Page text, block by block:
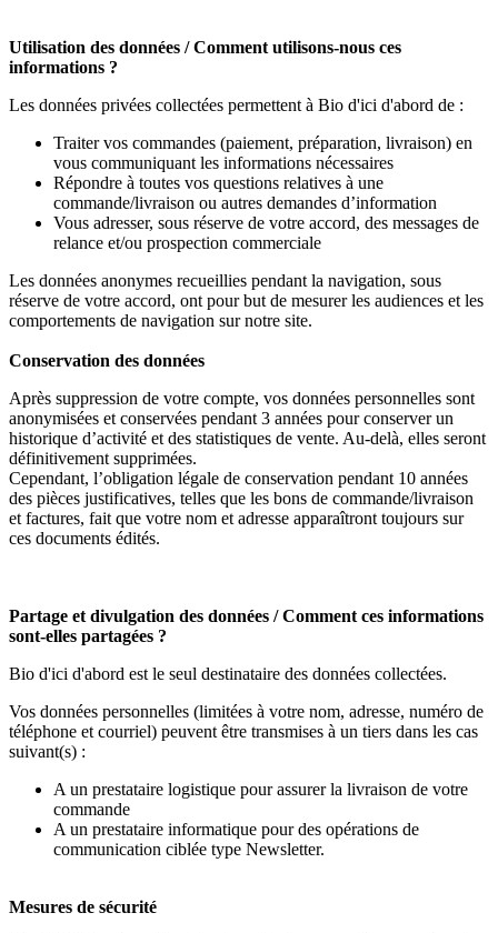
Utilisation des données / Comment utilisons-nous ces
informations ?
Les données privées collectées permettent à Bio d'ici d'abord de :
Traiter vos commandes (paiement, préparation, livraison) en
vous communiquant les informations nécessaires
Répondre à toutes vos questions relatives à une
commande/livraison ou autres demandes d’information
Vous adresser, sous réserve de votre accord, des messages de
relance et/ou prospection commerciale
Les données anonymes recueillies pendant la navigation, sous
réserve de votre accord, ont pour but de mesurer les audiences et les
comportements de navigation sur notre site.
Conservation des données
Après suppression de votre compte, vos données personnelles sont
anonymisées et conservées pendant 3 années pour conserver un
historique d’activité et des statistiques de vente. Au-delà, elles seront
définitivement supprimées.
Cependant, l’obligation légale de conservation pendant 10 années
des pièces justificatives, telles que les bons de commande/livraison
et factures, fait que votre nom et adresse apparaîtront toujours sur
ces documents édités.
Partage et divulgation des données / Comment ces informations
sont-elles partagées ?
Bio d'ici d'abord est le seul destinataire des données collectées.
Vos données personnelles (limitées à votre nom, adresse, numéro de
téléphone et courriel) peuvent être transmises à un tiers dans les cas
suivant(s) :
A un prestataire logistique pour assurer la livraison de votre
commande
A un prestataire informatique pour des opérations de
communication ciblée type Newsletter.
Mesures de sécurité